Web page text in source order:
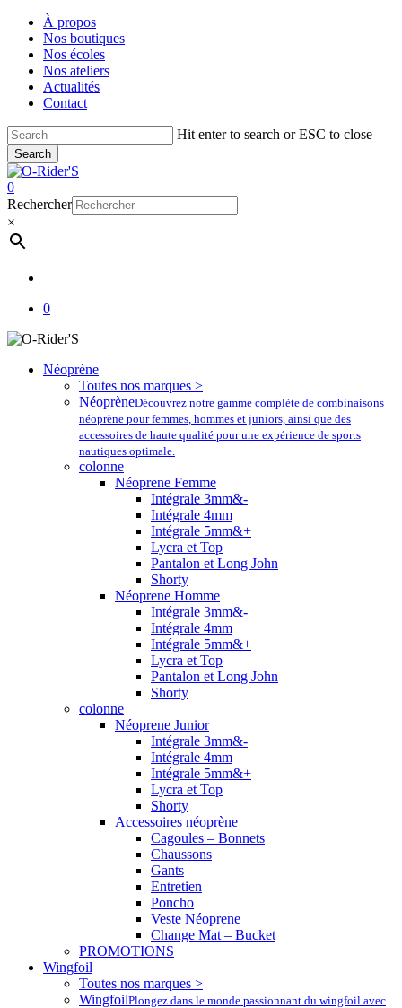
Skip
main
content
À propos
Nos boutiques
Nos écoles
Nos ateliers
Actualités
Contact
Hit enter to search or ESC to close
Search
Close
Search
account
0
Menu
Rechercher
×
0
Néoprène
Toutes nos marques >
NéoprèneDécouvrez notre gamme complète de combinaisons
néoprène pour femmes, hommes et juniors, ainsi que des
accessoires de haute qualité pour une expérience de sports
nautiques optimale.
colonne
Néoprene Femme
Intégrale 3mm&-
Intégrale 4mm
Intégrale 5mm&+
Lycra et Top
Pantalon et Long John
Shorty
Néoprene Homme
Intégrale 3mm&-
Intégrale 4mm
Intégrale 5mm&+
Lycra et Top
Pantalon et Long John
Shorty
colonne
Néoprene Junior
Intégrale 3mm&-
Intégrale 4mm
Intégrale 5mm&+
Lycra et Top
Shorty
Accessoires néoprène
Cagoules – Bonnets
Chaussons
Gants
Entretien
Poncho
Veste Néoprene
Change Mat – Bucket
PROMOTIONS
Wingfoil
Toutes nos marques >
WingfoilPlongez dans le monde passionnant du wingfoil avec